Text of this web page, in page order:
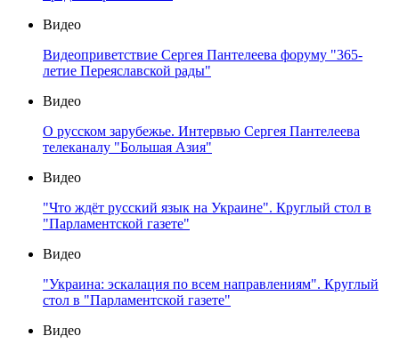
Видео
Видеоприветствие Сергея Пантелеева форуму "365-
летие Переяславской рады"
Видео
О русском зарубежье. Интервью Сергея Пантелеева
телеканалу "Большая Азия"
Видео
"Что ждёт русский язык на Украине". Круглый стол в
"Парламентской газете"
Видео
"Украина: эскалация по всем направлениям". Круглый
стол в "Парламентской газете"
Видео